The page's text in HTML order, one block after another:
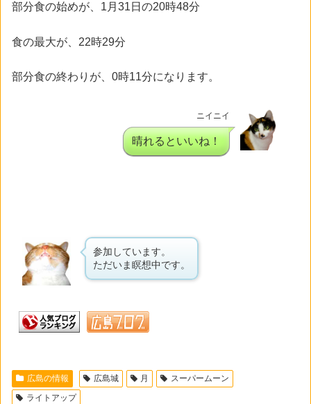
部分食の始めが、1月31日の20時48分
食の最大が、22時29分
部分食の終わりが、0時11分になります。
ニイニイ
晴れるといいね！
参加しています。
ただいま瞑想中です。
広島の情報 広島城 月
スーパームーン
ライトアップ